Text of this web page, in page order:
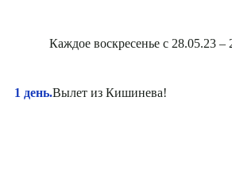
Каждое воскресенье с 28.05.23 –
1 день.Вылет из Кишинева!